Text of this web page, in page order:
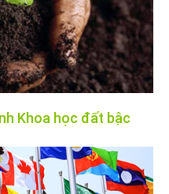
Khoa học đất bậc